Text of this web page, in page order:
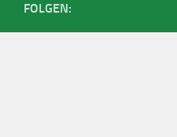
FOLGEN: